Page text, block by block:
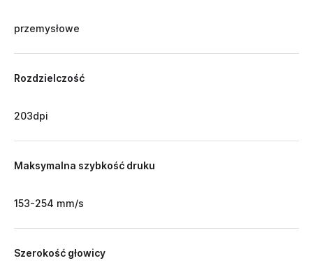
przemysłowe
Rozdzielczość
203dpi
Maksymalna szybkość druku
153-254 mm/s
Szerokość głowicy